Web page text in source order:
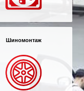
Шиномонтаж